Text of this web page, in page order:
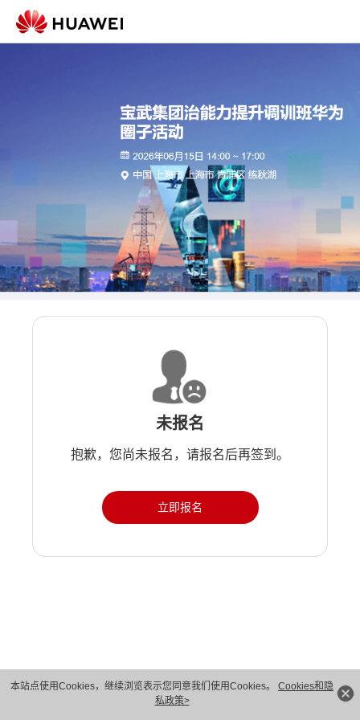
本站点使用Cookies，继续浏览表示您同意我们使用Cookies。 Cookies和隐
私政策>
未报名
抱歉，您尚未报名，请报名后再签到。
立即报名
版权所有 © 华为技术有限公司 1998-2026。 保留一切权利。粤A2-20044005号
隐私保护
法律声明